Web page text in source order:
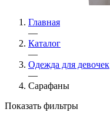
Главная
—
Каталог
—
Одежда для девочек
—
Сарафаны
Показать фильтры